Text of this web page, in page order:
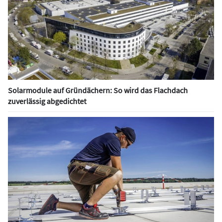
Solarmodule auf Gründächern: So wird das Flachdach
zuverlässig abgedichtet